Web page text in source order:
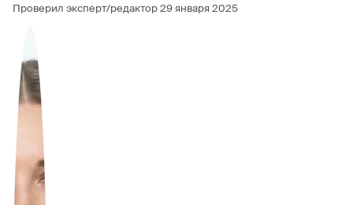
Проверил эксперт/редактор29 января 2025